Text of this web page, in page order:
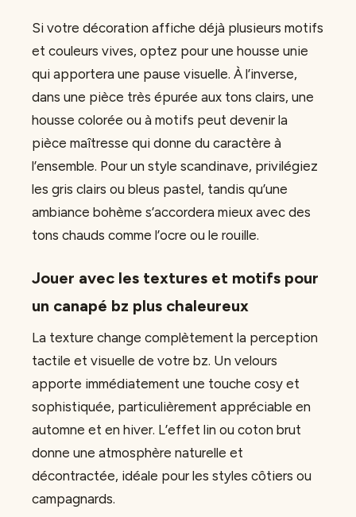
Si votre décoration affiche déjà plusieurs motifs
et couleurs vives, optez pour une housse unie
qui apportera une pause visuelle. À l’inverse,
dans une pièce très épurée aux tons clairs, une
housse colorée ou à motifs peut devenir la
pièce maîtresse qui donne du caractère à
l’ensemble. Pour un style scandinave, privilégiez
les gris clairs ou bleus pastel, tandis qu’une
ambiance bohème s’accordera mieux avec des
tons chauds comme l’ocre ou le rouille.
Jouer avec les textures et motifs pour
un canapé bz plus chaleureux
La texture change complètement la perception
tactile et visuelle de votre bz. Un velours
apporte immédiatement une touche cosy et
sophistiquée, particulièrement appréciable en
automne et en hiver. L’effet lin ou coton brut
donne une atmosphère naturelle et
décontractée, idéale pour les styles côtiers ou
campagnards.